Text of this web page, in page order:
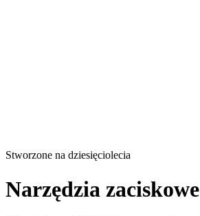
Stworzone na dziesięciolecia
Narzędzia zaciskowe